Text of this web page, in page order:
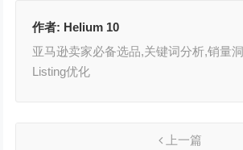
作者: Helium 10
亚马逊卖家必备选品,关键词分析,销量
Listing优化
上一篇